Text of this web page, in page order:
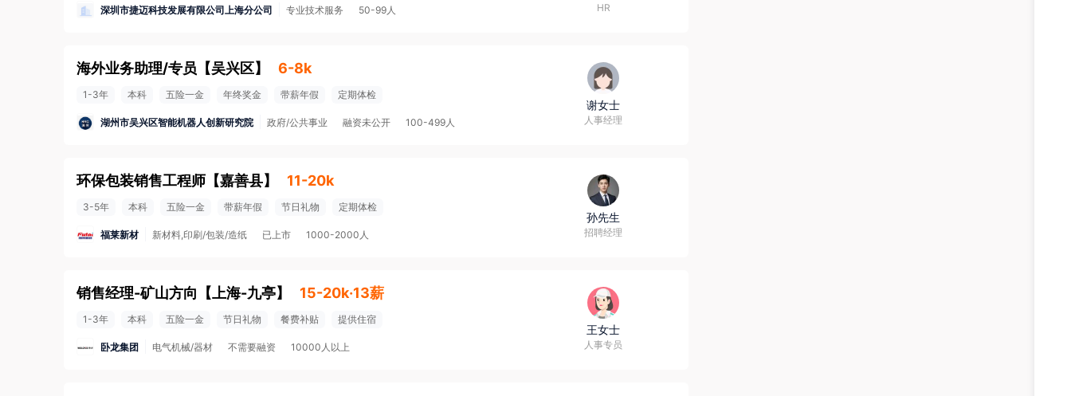
深圳市捷迈科技发展有限公司上海分公司 专业技术服务 50-99人 HR
海外业务助理/专员 【吴兴区】 6-8k
1-3年 本科 五险一金 年终奖金 带薪年假 定期体检
湖州市吴兴区智能机器人创新研究院 政府/公共事业 融资未公开 100-499人
谢女士
人事经理
环保包装销售工程师 【嘉善县】 11-20k
3-5年 本科 五险一金 带薪年假 节日礼物 定期体检
福莱新材 新材料,印刷/包装/造纸 已上市 1000-2000人
孙先生
招聘经理
销售经理-矿山方向 【 上海-九亭】 15-20k·13薪
1-3年 本科 五险一金 节日礼物 餐费补贴 提供住宿
卧龙集团 电气机械/器材 不需要融资 10000人以上
王女士
人事专员